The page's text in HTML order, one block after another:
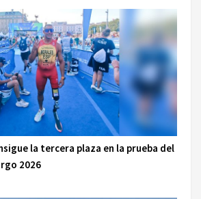
la tercera plaza en la prueba del
2026